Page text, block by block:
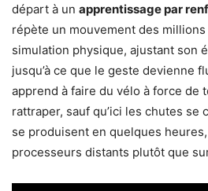
départ à un apprentissage par
répète un mouvement des
simulation physique, ajustant son
jusqu’à ce que le geste devienne
apprend à faire du vélo à force de
rattraper, sauf qu’ici les chutes se
se produisent en quelques
processeurs distants plutôt que